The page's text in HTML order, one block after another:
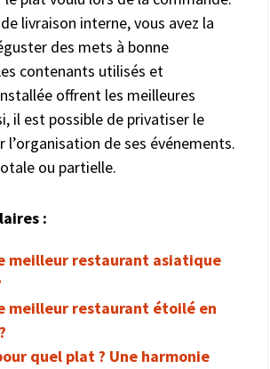
livraison interne, vous avez la
des mets à bonne
contenants utilisés et
offrent les meilleures
il est possible de privatiser le
l’organisation de ses événements.
ou partielle.
:
meilleur restaurant asiatique
meilleur restaurant étoilé en
quel plat ? Une harmonie